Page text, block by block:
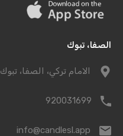
الصفا، تبوك
الامام تركي، الصفا، تبوك 04791
920031699
info@candlesl.app